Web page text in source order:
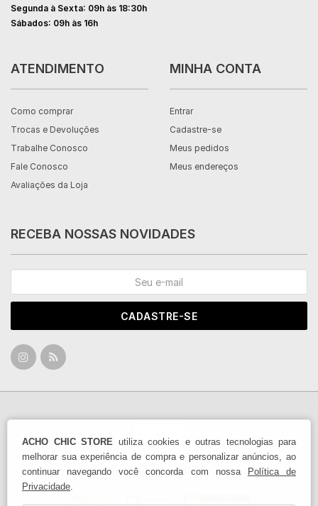
ACHO CHIC STORE utiliza cookies e outras tecnologias para
melhorar sua experiência de compra e personalizar anúncios, ao
continuar navegando você concorda com nossa
Política de
Privacidade.
Segunda à Sexta: 09h às 18:30h
Sábados: 09h às 16h
ATENDIMENTO
Como comprar
Trocas e Devoluções
Trabalhe Conosco
Fale Conosco
Avaliações da Loja
MINHA CONTA
Entrar
Cadastre-se
Meus pedidos
Meus endereços
RECEBA NOSSAS NOVIDADES
CADASTRE-SE